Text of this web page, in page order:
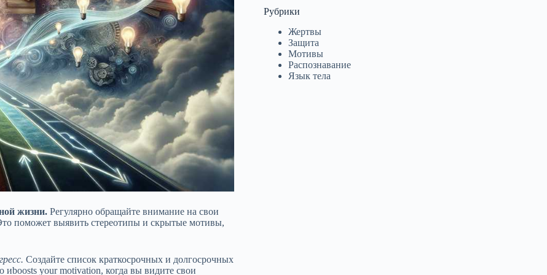
жизни. Регулярно обращайте внимание на свои
поможет выявить стереотипы и скрытые мотивы,
Создайте список краткосрочных и долгосрочных
иboosts your motivation, когда вы видите свои
Рубрики
Жертвы
Защита
Мотивы
Распознавание
Язык тела